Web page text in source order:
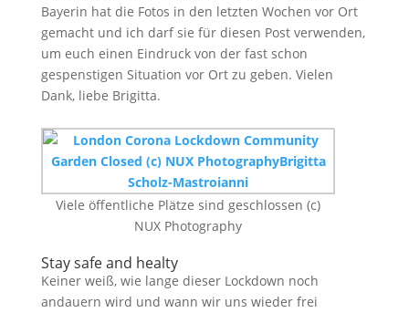
Bayerin hat die Fotos in den letzten Wochen vor Ort
gemacht und ich darf sie für diesen Post verwenden,
um euch einen Eindruck von der fast schon
gespenstigen Situation vor Ort zu geben. Vielen
Dank, liebe Brigitta.
Viele öffentliche Plätze sind geschlossen (c)
NUX Photography
Stay safe and healty
Keiner weiß, wie lange dieser Lockdown noch
andauern wird und wann wir uns wieder frei